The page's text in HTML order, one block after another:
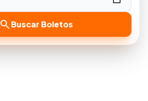
searchBuscar Boletos